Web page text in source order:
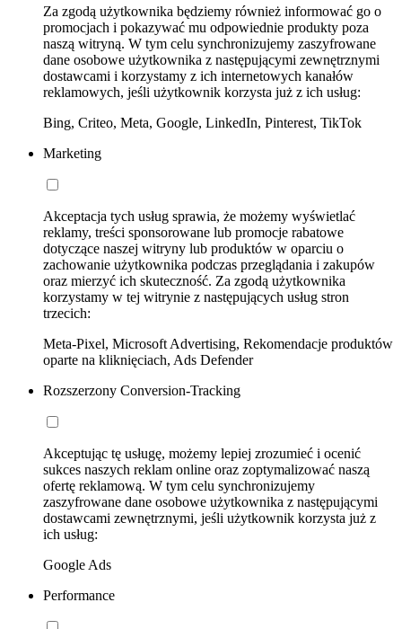
Za zgodą użytkownika będziemy również informować go o
promocjach i pokazywać mu odpowiednie produkty poza
naszą witryną. W tym celu synchronizujemy zaszyfrowane
dane osobowe użytkownika z następującymi zewnętrznymi
dostawcami i korzystamy z ich internetowych kanałów
reklamowych, jeśli użytkownik korzysta już z ich usług:
Bing, Criteo, Meta, Google, LinkedIn, Pinterest, TikTok
Marketing
Akceptacja tych usług sprawia, że możemy wyświetlać
reklamy, treści sponsorowane lub promocje rabatowe
dotyczące naszej witryny lub produktów w oparciu o
zachowanie użytkownika podczas przeglądania i zakupów
oraz mierzyć ich skuteczność. Za zgodą użytkownika
korzystamy w tej witrynie z następujących usług stron
trzecich:
Meta-Pixel, Microsoft Advertising, Rekomendacje produktów
oparte na kliknięciach, Ads Defender
Rozszerzony Conversion-Tracking
Akceptując tę usługę, możemy lepiej zrozumieć i ocenić
sukces naszych reklam online oraz zoptymalizować naszą
ofertę reklamową. W tym celu synchronizujemy
zaszyfrowane dane osobowe użytkownika z następującymi
dostawcami zewnętrznymi, jeśli użytkownik korzysta już z
ich usług:
Google Ads
Performance